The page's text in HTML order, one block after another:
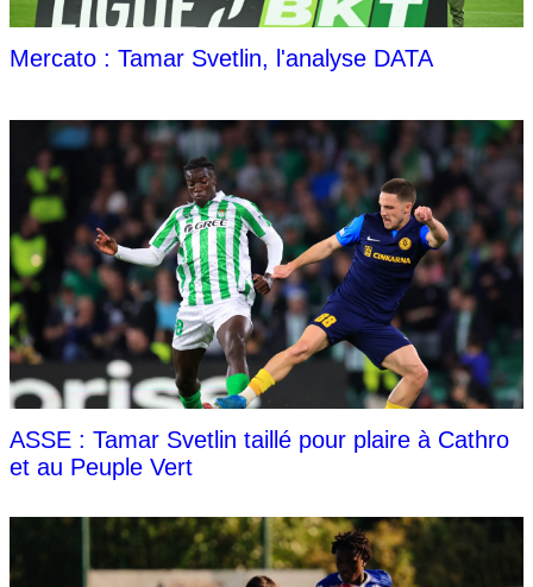
Mercato : Tamar Svetlin, l'analyse DATA
ASSE : Tamar Svetlin taillé pour plaire à Cathro
et au Peuple Vert